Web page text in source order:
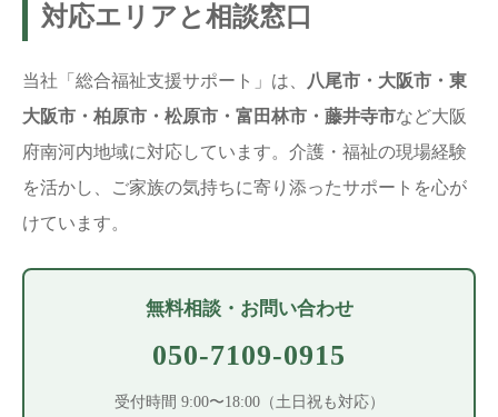
対応エリアと相談窓口
当社「総合福祉支援サポート」は、
八尾市・大阪市・東
大阪市・柏原市・松原市・富田林市・藤井寺市など大阪
府南河内地域に対応しています。介護・福祉の現場経験
を活かし、ご家族の気持ちに寄り添ったサポートを心が
けています。
無料相談・お問い合わせ
050-7109-0915
受付時間 9:00〜18:00（土日祝も対応）